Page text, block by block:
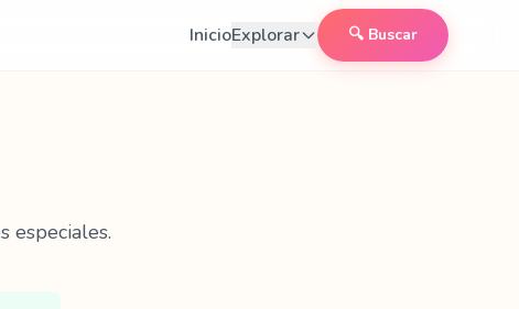
InicioExplorar 🔍 Buscar
especiales.